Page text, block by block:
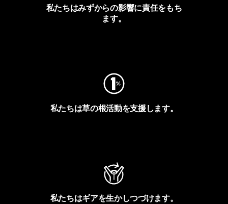
私たちはみずからの影響に責任をもち
ます。
私たちは草の根活動を支援します。
私たちはギアを生かしつづけます。